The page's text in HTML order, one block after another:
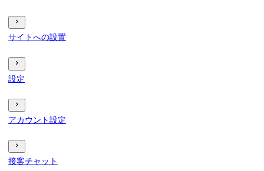
サイトへの設置
設定
アカウント設定
接客チャット